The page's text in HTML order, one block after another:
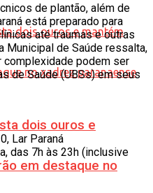
dois ouros e
em destaque no
de plantão, além de
está preparado para
até traumas e outras
Municipal de Saúde ressalta,
complexidade podem ser
de Saúde (UBSs) em seus
Lar Paraná
das 7h às 23h (inclusive